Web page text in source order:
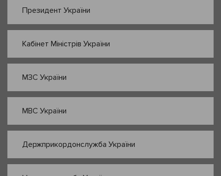
Президент України
Кабінет Міністрів України
МЗС України
МВС України
Держприкордонслужба України